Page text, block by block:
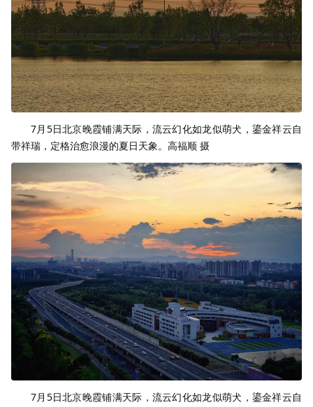
7月5日北京晚霞铺满天际，流云幻化如龙似萌犬，鎏金祥云自
带祥瑞，定格治愈浪漫的夏日天象。高福顺 摄
7月5日北京晚霞铺满天际，流云幻化如龙似萌犬，鎏金祥云自